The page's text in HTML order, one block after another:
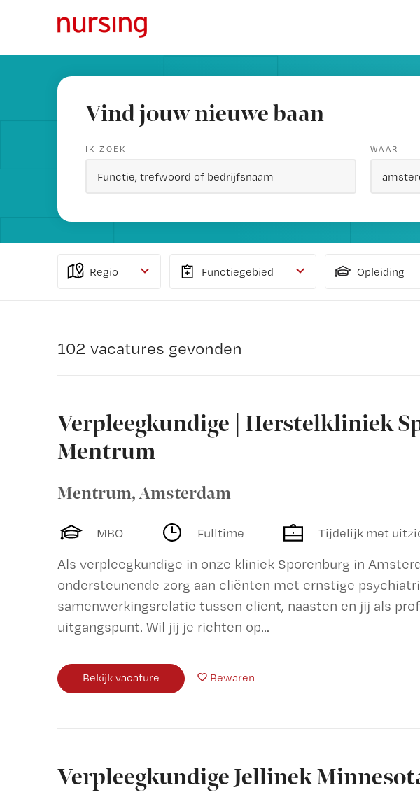
Vind jouw nieuwe baan
IK ZOEK WAAR
Regio Functiegebied Opleiding
102 vacatures gevonden
Verpleegkundige | Herstelkliniek
Mentrum
Mentrum,Amsterdam
MBO Fulltime Tijdelijk met
Als verpleegkundige in onze kliniek Sporenburg in
ondersteunende zorg aan cliënten met ernstige
samenwerkingsrelatie tussen client, naasten en jij als
uitgangspunt. Wil jij je richten op...
Bekijk vacature Bewaren
Verpleegkundige Jellinek